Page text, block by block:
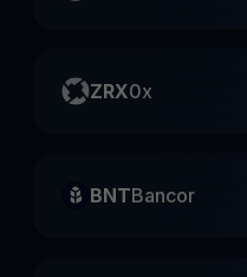
ZRX0x
BNTBancor